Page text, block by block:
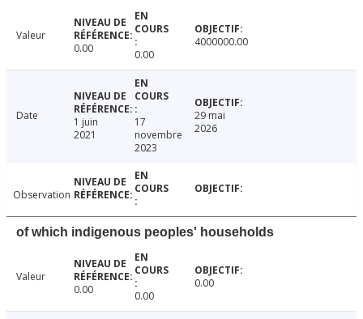
Valeur
0.00
0.00
4000000.00
Date
1 juin
2021
17
novembre
2023
29 mai
2026
Observation
of which indigenous peoples' households
Valeur
0.00
0.00
0.00